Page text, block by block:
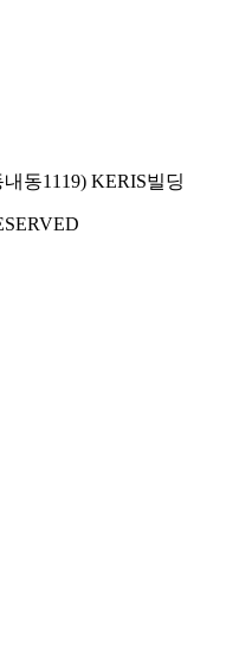
동1119) KERIS빌딩